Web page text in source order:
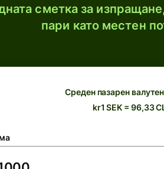
сметка за
пари като местен
Среден пазарен
kr1 SEK = 96,33